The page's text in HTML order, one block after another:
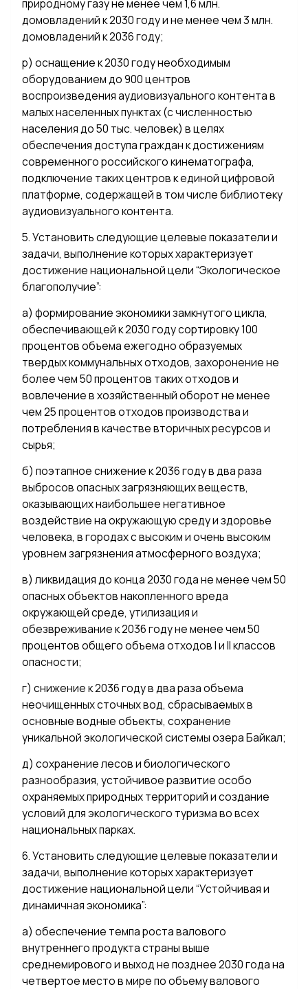
природному газу не менее чем 1,6 млн.
домовладений к 2030 году и не менее чем 3 млн.
домовладений к 2036 году;
р) оснащение к 2030 году необходимым
оборудованием до 900 центров
воспроизведения аудиовизуального контента в
малых населенных пунктах (с численностью
населения до 50 тыс. человек) в целях
обеспечения доступа граждан к достижениям
современного российского кинематографа,
подключение таких центров к единой цифровой
платформе, содержащей в том числе библиотеку
аудиовизуального контента.
5. Установить следующие целевые показатели и
задачи, выполнение которых характеризует
достижение национальной цели “Экологическое
благополучие”:
а) формирование экономики замкнутого цикла,
обеспечивающей к 2030 году сортировку 100
процентов объема ежегодно образуемых
твердых коммунальных отходов, захоронение не
более чем 50 процентов таких отходов и
вовлечение в хозяйственный оборот не менее
чем 25 процентов отходов производства и
потребления в качестве вторичных ресурсов и
сырья;
б) поэтапное снижение к 2036 году в два раза
выбросов опасных загрязняющих веществ,
оказывающих наибольшее негативное
воздействие на окружающую среду и здоровье
человека, в городах с высоким и очень высоким
уровнем загрязнения атмосферного воздуха;
в) ликвидация до конца 2030 года не менее чем 50
опасных объектов накопленного вреда
окружающей среде, утилизация и
обезвреживание к 2036 году не менее чем 50
процентов общего объема отходов I и II классов
опасности;
г) снижение к 2036 году в два раза объема
неочищенных сточных вод, сбрасываемых в
основные водные объекты, сохранение
уникальной экологической системы озера Байкал;
д) сохранение лесов и биологического
разнообразия, устойчивое развитие особо
охраняемых природных территорий и создание
условий для экологического туризма во всех
национальных парках.
6. Установить следующие целевые показатели и
задачи, выполнение которых характеризует
достижение национальной цели “Устойчивая и
динамичная экономика”:
а) обеспечение темпа роста валового
внутреннего продукта страны выше
среднемирового и выход не позднее 2030 года на
четвертое место в мире по объему валового